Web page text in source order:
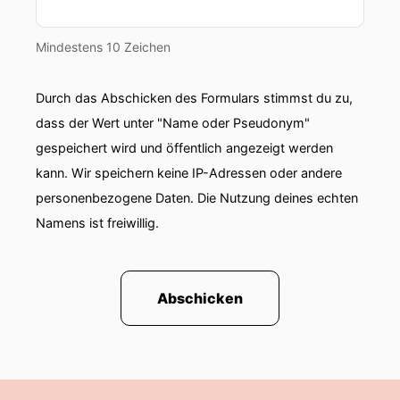
Schweden wie er.
00:01:40: Er ist einer der wenigen aus Hiesingen
in der Nähe der vor wenigen Jahren
gegründeten Stadt Göteborg.
00:01:47: Wenn er den Geschichten der anderen
glauben mag dann befindet er sich in nicht allzu
guter Gesellschaft.
00:01:53: Viele haben ordentlich was auf dem
Kerbholz also will das ich lieber nicht mit ihnen
Mindestens 10 Zeichen
Durch das Abschicken des Formulars stimmst du zu,
dass der Wert unter "Name oder Pseudonym"
gespeichert wird und öffentlich angezeigt werden
kann. Wir speichern keine IP-Adressen oder andere
personenbezogene Daten. Die Nutzung deines echten
Namens ist freiwillig.
Abschicken